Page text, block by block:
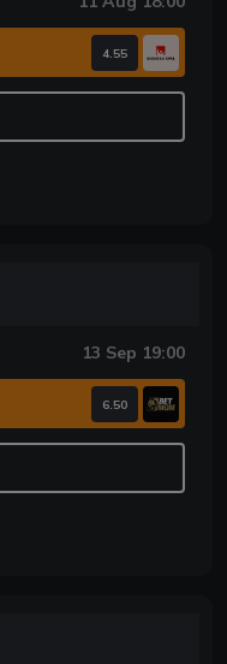
4.55
13 Sep 19:00
6.50